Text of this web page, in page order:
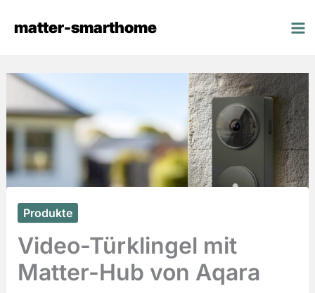
Inhaltmatter-smarthome
Produkte
Video-Türklingel mit
Matter-Hub von Aqara